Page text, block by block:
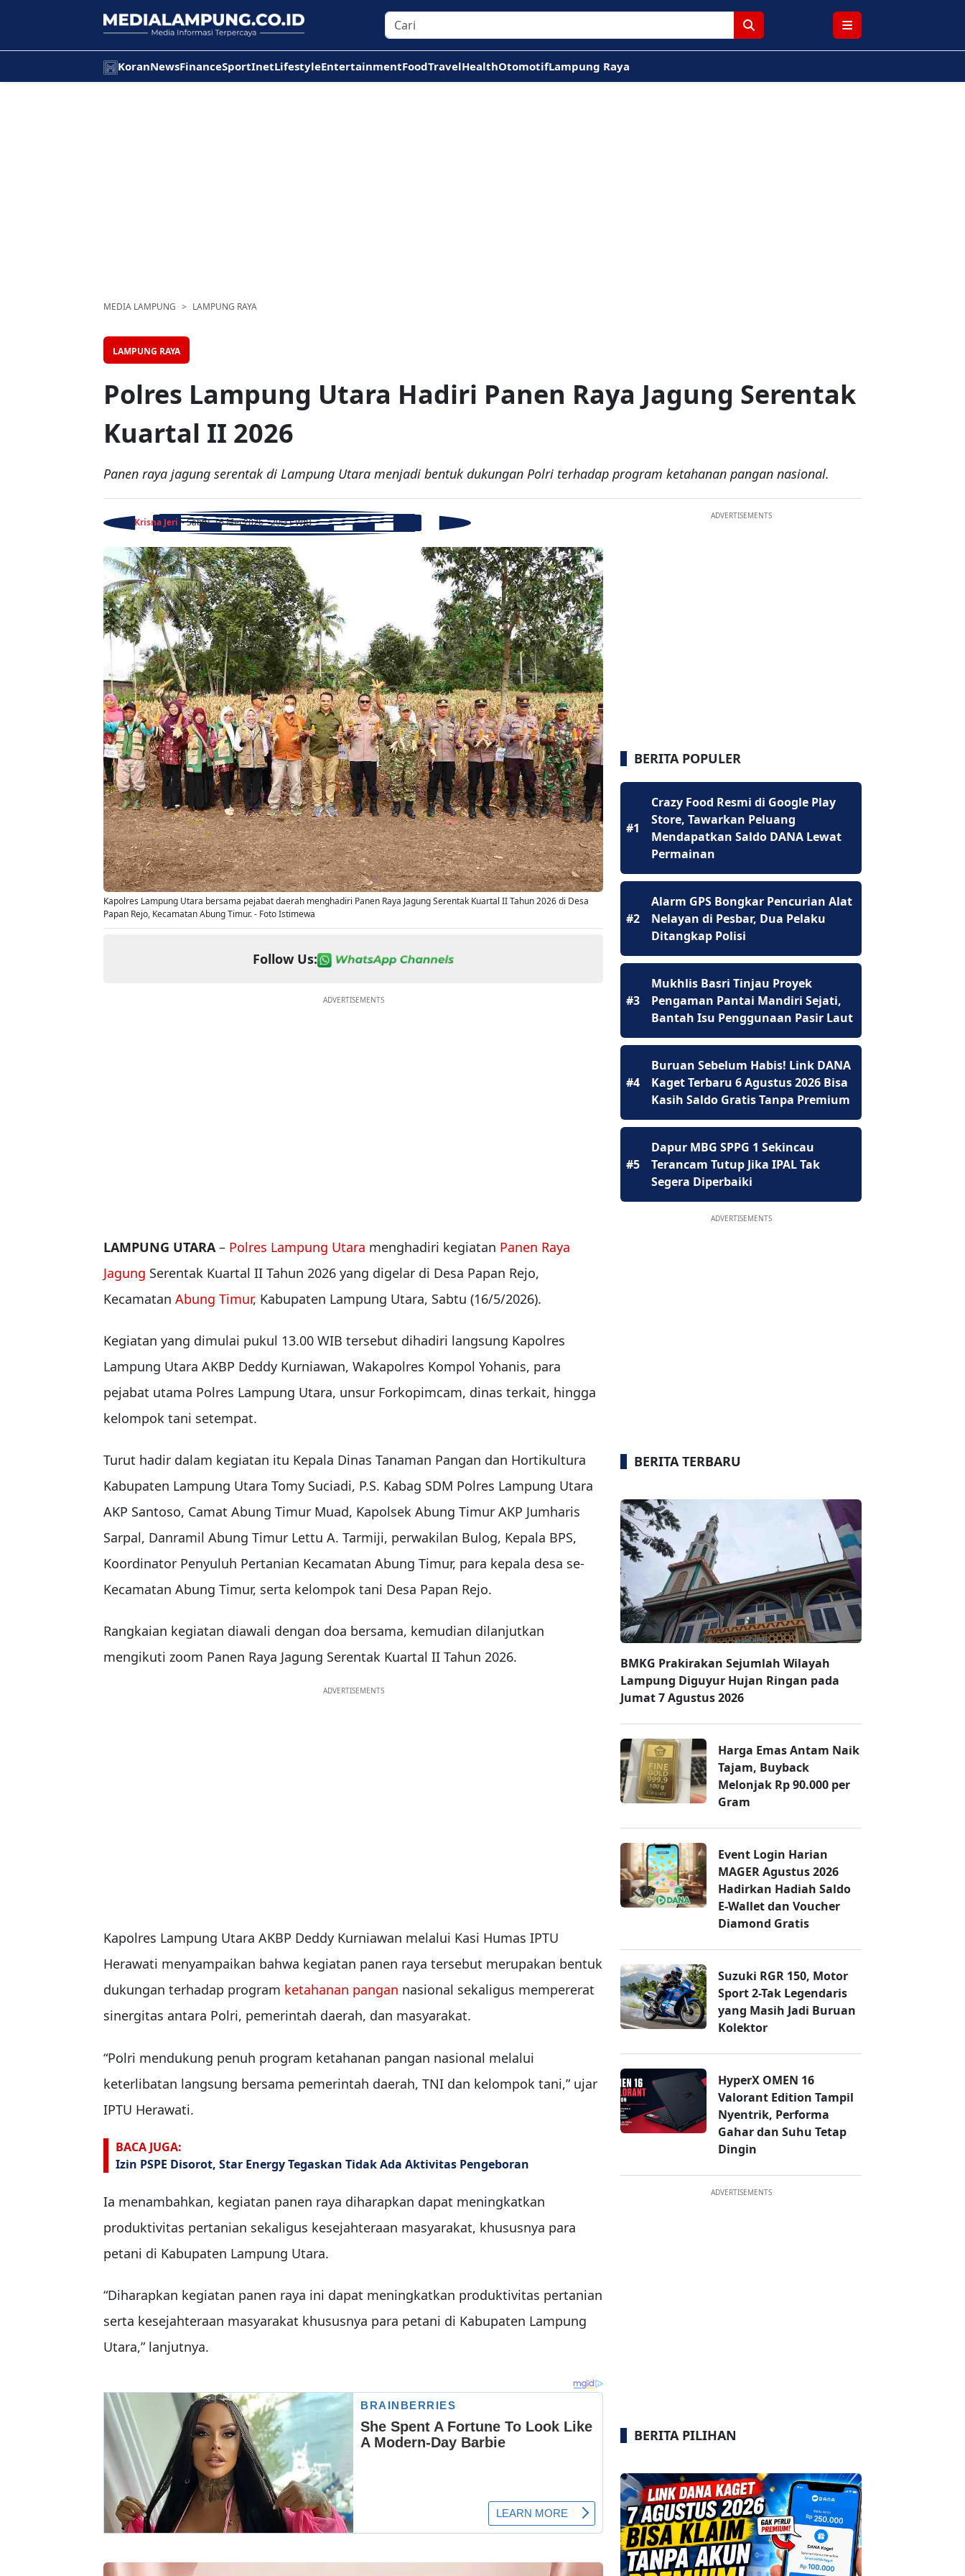
KoranNewsFinanceSportInetLifestyleEntertainmentFoodTravelHealthOtomotifLampung Raya
MEDIA LAMPUNG LAMPUNG RAYA
LAMPUNG RAYA
Polres Lampung Utara Hadiri Panen Raya Jagung Serentak
Kuartal II 2026
Panen raya jagung serentak di Lampung Utara menjadi bentuk dukungan Polri terhadap program ketahanan pangan nasional.
Krisna Jeri - Sabtu, 16 Mei 2026 - 20:31 WIB
Kapolres Lampung Utara bersama pejabat daerah menghadiri Panen Raya Jagung Serentak Kuartal II Tahun 2026 di Desa
Papan Rejo, Kecamatan Abung Timur. - Foto Istimewa
Follow Us:
ADVERTISEMENTS
LAMPUNG UTARA– Polres Lampung Utara menghadiri kegiatan Panen Raya
Jagung Serentak Kuartal II Tahun 2026 yang digelar di Desa Papan Rejo,
Kecamatan Abung Timur, Kabupaten Lampung Utara, Sabtu (16/5/2026).
Kegiatan yang dimulai pukul 13.00 WIB tersebut dihadiri langsung Kapolres
Lampung Utara AKBP Deddy Kurniawan, Wakapolres Kompol Yohanis, para
pejabat utama Polres Lampung Utara, unsur Forkopimcam, dinas terkait, hingga
kelompok tani setempat.
Turut hadir dalam kegiatan itu Kepala Dinas Tanaman Pangan dan Hortikultura
Kabupaten Lampung Utara Tomy Suciadi, P.S. Kabag SDM Polres Lampung Utara
AKP Santoso, Camat Abung Timur Muad, Kapolsek Abung Timur AKP Jumharis
Sarpal, Danramil Abung Timur Lettu A. Tarmiji, perwakilan Bulog, Kepala BPS,
Koordinator Penyuluh Pertanian Kecamatan Abung Timur, para kepala desa se-
Kecamatan Abung Timur, serta kelompok tani Desa Papan Rejo.
Rangkaian kegiatan diawali dengan doa bersama, kemudian dilanjutkan
mengikuti zoom Panen Raya Jagung Serentak Kuartal II Tahun 2026.
ADVERTISEMENTS
Kapolres Lampung Utara AKBP Deddy Kurniawan melalui Kasi Humas IPTU
Herawati menyampaikan bahwa kegiatan panen raya tersebut merupakan bentuk
dukungan terhadap program ketahanan pangan nasional sekaligus mempererat
sinergitas antara Polri, pemerintah daerah, dan masyarakat.
“Polri mendukung penuh program ketahanan pangan nasional melalui
keterlibatan langsung bersama pemerintah daerah, TNI dan kelompok tani,” ujar
IPTU Herawati.
BACA JUGA:
Izin PSPE Disorot, Star Energy Tegaskan Tidak Ada Aktivitas Pengeboran
Ia menambahkan, kegiatan panen raya diharapkan dapat meningkatkan
produktivitas pertanian sekaligus kesejahteraan masyarakat, khususnya para
petani di Kabupaten Lampung Utara.
“Diharapkan kegiatan panen raya ini dapat meningkatkan produktivitas pertanian
serta kesejahteraan masyarakat khususnya para petani di Kabupaten Lampung
Utara,” lanjutnya.
ADVERTISEMENTS
BERITA POPULER
#1
Crazy Food Resmi di Google Play
Store, Tawarkan Peluang
Mendapatkan Saldo DANA Lewat
Permainan
#2
Alarm GPS Bongkar Pencurian Alat
Nelayan di Pesbar, Dua Pelaku
Ditangkap Polisi
#3
Mukhlis Basri Tinjau Proyek
Pengaman Pantai Mandiri Sejati,
Bantah Isu Penggunaan Pasir Laut
#4
Buruan Sebelum Habis! Link DANA
Kaget Terbaru 6 Agustus 2026 Bisa
Kasih Saldo Gratis Tanpa Premium
#5
Dapur MBG SPPG 1 Sekincau
Terancam Tutup Jika IPAL Tak
Segera Diperbaiki
ADVERTISEMENTS
BERITA TERBARU
BMKG Prakirakan Sejumlah Wilayah
Lampung Diguyur Hujan Ringan pada
Jumat 7 Agustus 2026
Harga Emas Antam Naik
Tajam, Buyback
Melonjak Rp 90.000 per
Gram
Event Login Harian
MAGER Agustus 2026
Hadirkan Hadiah Saldo
E-Wallet dan Voucher
Diamond Gratis
Suzuki RGR 150, Motor
Sport 2-Tak Legendaris
yang Masih Jadi Buruan
Kolektor
HyperX OMEN 16
Valorant Edition Tampil
Nyentrik, Performa
Gahar dan Suhu Tetap
Dingin
ADVERTISEMENTS
BERITA PILIHAN